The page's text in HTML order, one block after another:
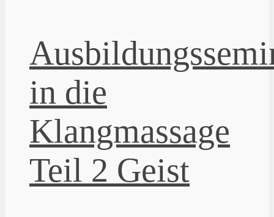
in die
Klangmassage
Teil 2 Geist